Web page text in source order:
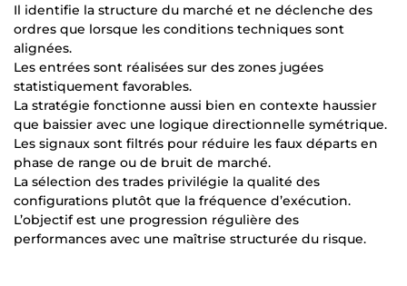
Il identifie la structure du marché et ne déclenche des
ordres que lorsque les conditions techniques sont
alignées.
Les entrées sont réalisées sur des zones jugées
statistiquement favorables.
La stratégie fonctionne aussi bien en contexte haussier
que baissier avec une logique directionnelle symétrique.
Les signaux sont filtrés pour réduire les faux départs en
phase de range ou de bruit de marché.
La sélection des trades privilégie la qualité des
configurations plutôt que la fréquence d’exécution.
L’objectif est une progression régulière des
performances avec une maîtrise structurée du risque.